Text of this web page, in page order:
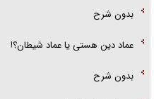
بدون شرح
عماد دین هستی یا عماد شیطان؟!
بدون شرح